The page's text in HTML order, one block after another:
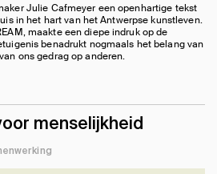
Julie Cafmeyer een openhartige tekst
in het hart van het Antwerpse kunstleven.
maakte een diepe indruk op de
benadrukt nogmaals het belang van
ons gedrag op anderen.
menselijkheid